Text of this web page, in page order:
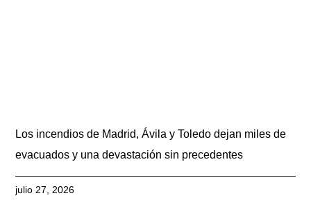
Los incendios de Madrid, Ávila y Toledo dejan miles de
evacuados y una devastación sin precedentes
julio 27, 2026